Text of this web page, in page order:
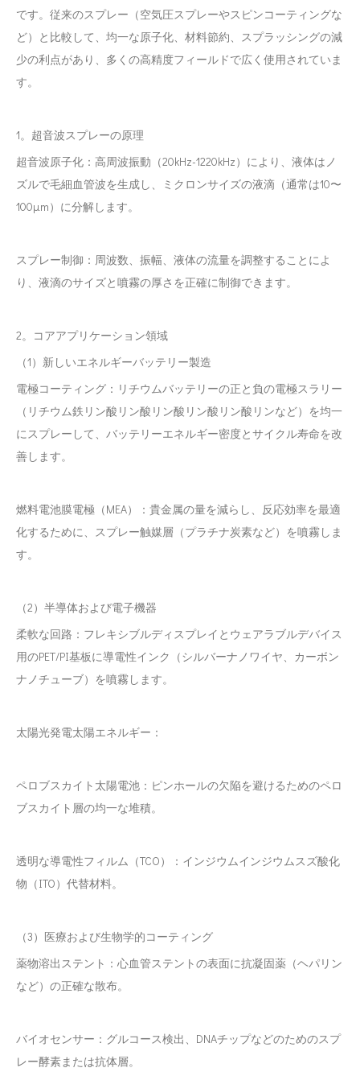
です。従来のスプレー（空気圧スプレーやスピンコーティングな
ど）と比較して、均一な原子化、材料節約、スプラッシングの減
少の利点があり、多くの高精度フィールドで広く使用されていま
す。
1。超音波スプレーの原理
超音波原子化：高周波振動（20kHz-1220kHz）により、液体はノ
ズルで毛細血管波を生成し、ミクロンサイズの液滴（通常は10〜
100μm）に分解します。
スプレー制御：周波数、振幅、液体の流量を調整することによ
り、液滴のサイズと噴霧の厚さを正確に制御できます。
2。コアアプリケーション領域
（1）新しいエネルギーバッテリー製造
電極コーティング：リチウムバッテリーの正と負の電極スラリー
（リチウム鉄リン酸リン酸リン酸リン酸リン酸リンなど）を均一
にスプレーして、バッテリーエネルギー密度とサイクル寿命を改
善します。
燃料電池膜電極（MEA）：貴金属の量を減らし、反応効率を最適
化するために、スプレー触媒層（プラチナ炭素など）を噴霧しま
す。
（2）半導体および電子機器
柔軟な回路：フレキシブルディスプレイとウェアラブルデバイス
用のPET/PI基板に導電性インク（シルバーナノワイヤ、カーボン
ナノチューブ）を噴霧します。
太陽光発電太陽エネルギー：
ペロブスカイト太陽電池：ピンホールの欠陥を避けるためのペロ
ブスカイト層の均一な堆積。
透明な導電性フィルム（TCO）：インジウムインジウムスズ酸化
物（ITO）代替材料。
（3）医療および生物学的コーティング
薬物溶出ステント：心血管ステントの表面に抗凝固薬（ヘパリン
など）の正確な散布。
バイオセンサー：グルコース検出、DNAチップなどのためのスプ
レー酵素または抗体層。